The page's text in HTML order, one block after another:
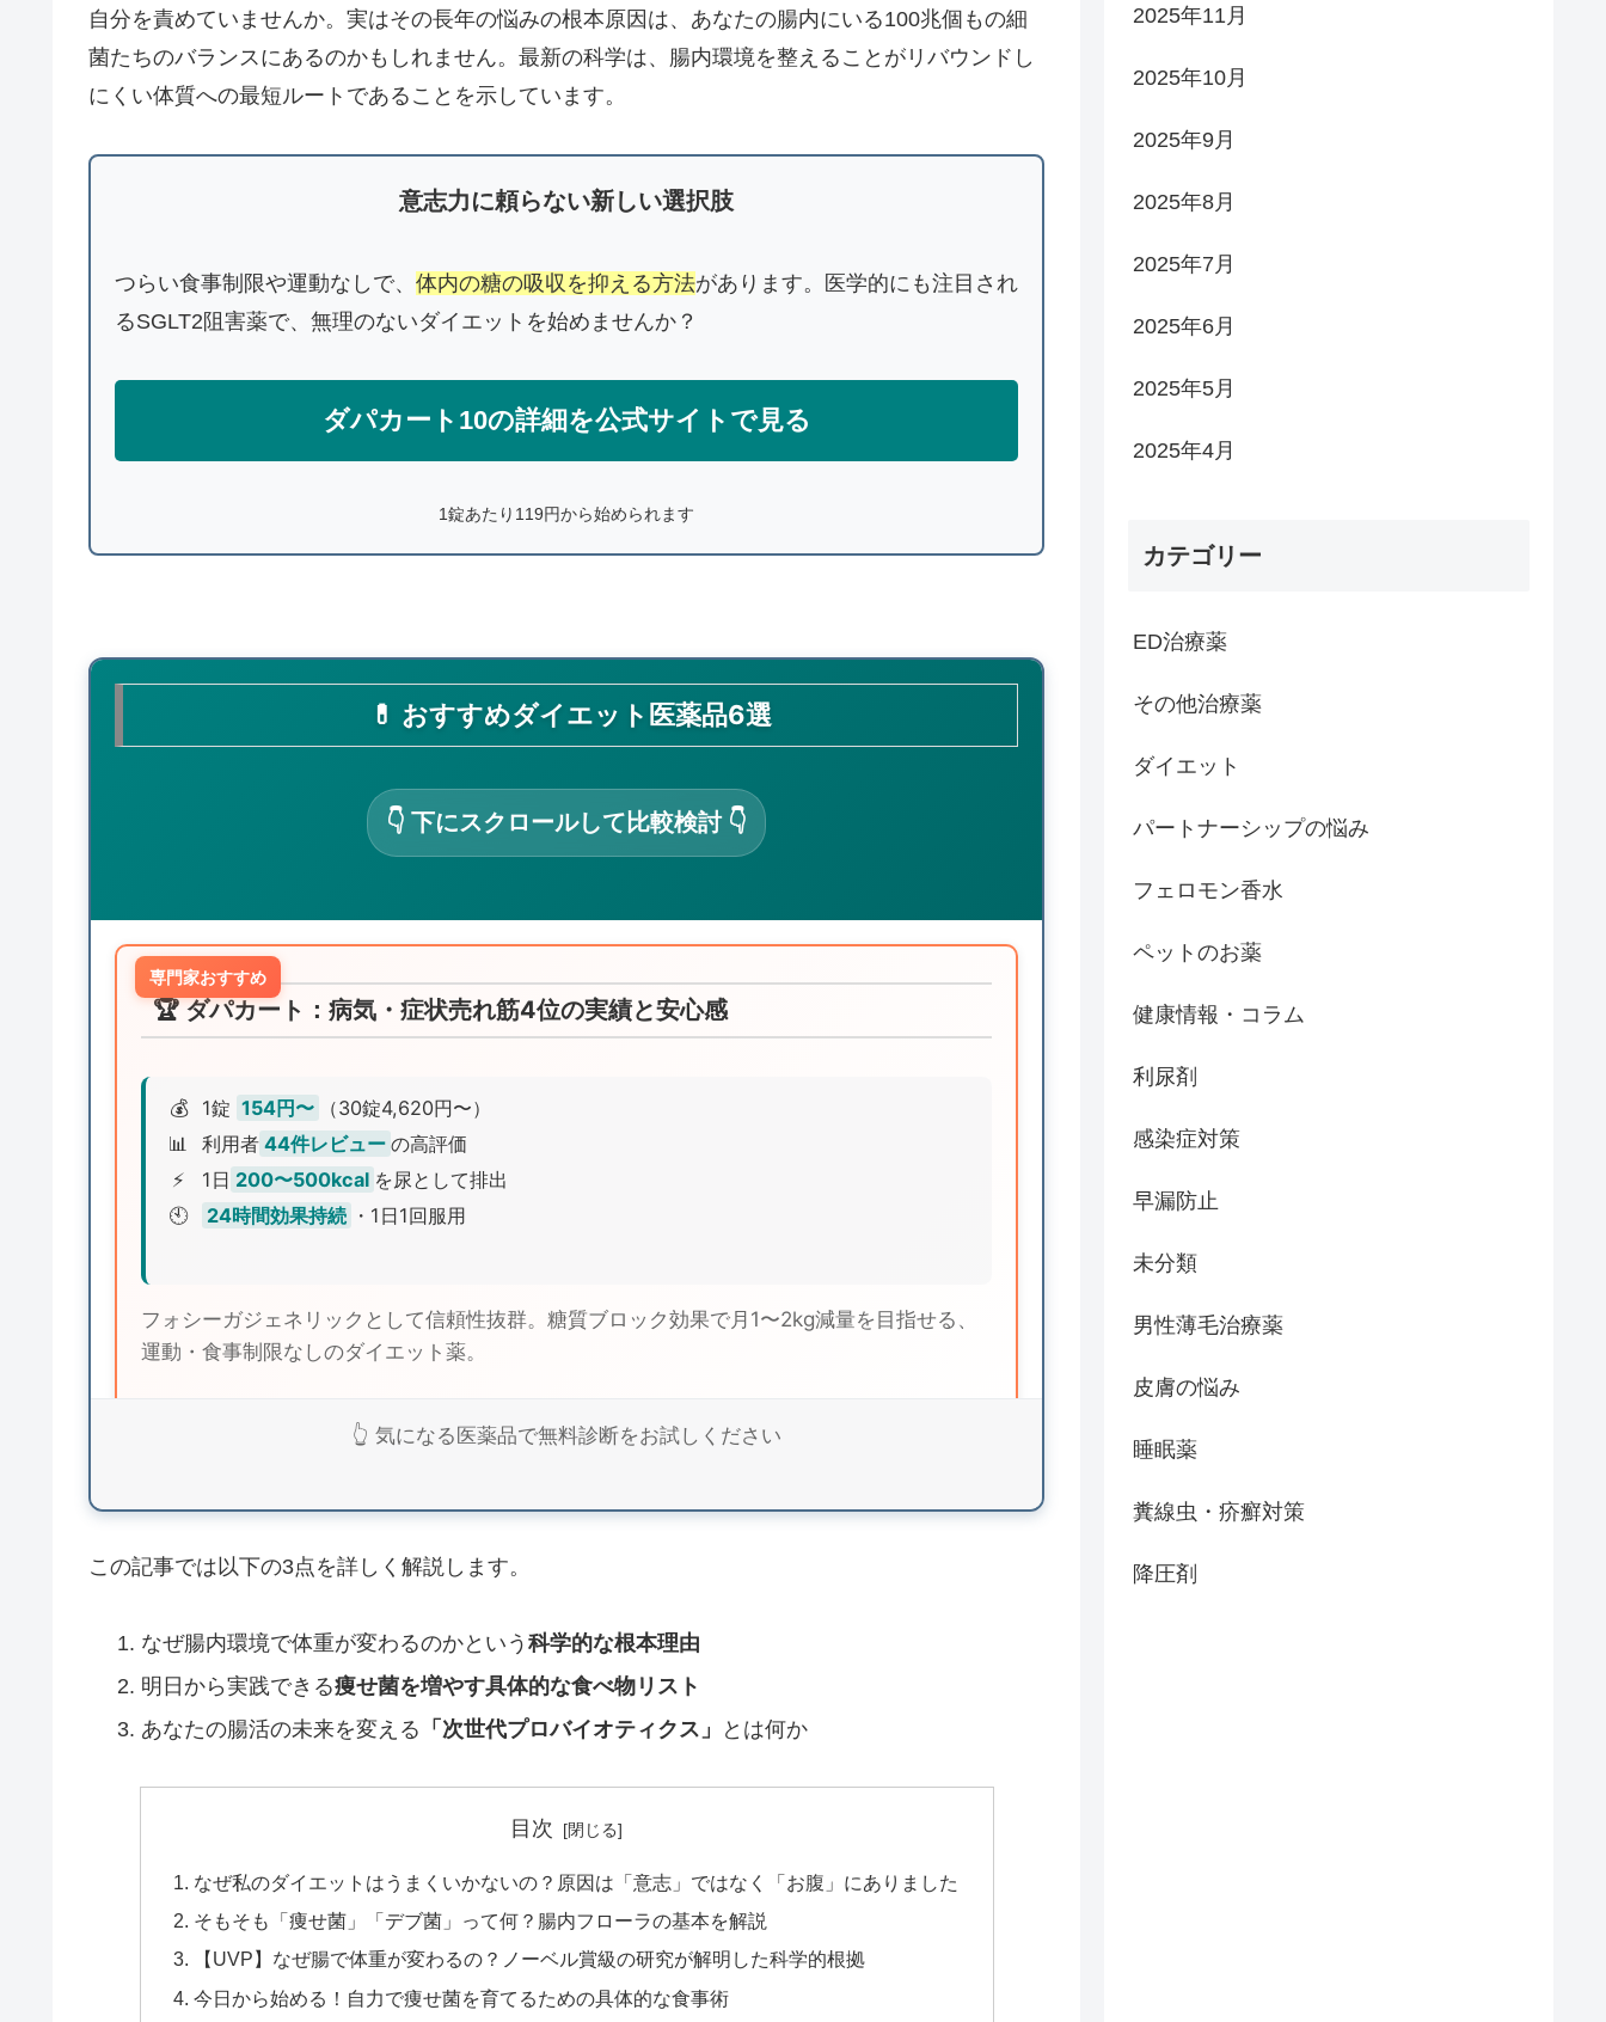
自分を責めていませんか。実はその長年の悩みの根本原因は、あなたの腸内にいる100兆個もの細
菌たちのバランスにあるのかもしれません。最新の科学は、腸内環境を整えることがリバウンドし
にくい体質への最短ルートであることを示しています。
意志力に頼らない新しい選択肢
つらい食事制限や運動なしで、 体内の糖の吸収を抑える方法があります。医学的にも注目され
るSGLT2阻害薬で、無理のないダイエットを始めませんか？
ダパカート10の詳細を公式サイトで見る
1錠あたり119円から始められます
💊 おすすめダイエット医薬品6選
👇 下にスクロールして比較検討 👇
🏆 ダパカート：病気・症状売れ筋4位の実績と安心感
専門家おすすめ
💰 1錠 154円〜
（30錠4,620円〜）
📊
利用者 44件レビュー の高評価
⚡
1日 200〜500kcal を尿として排出
🕙
24時間効果持続 ・1日1回服用
フォシーガジェネリックとして信頼性抜群。糖質ブロック効果で月1〜2kg減量を目指せる、
運動・食事制限なしのダイエット薬。
ダパカートの詳細を見る
37円
（100錠3,700円）
📊 病気・症状売れ筋 3位 の人気
抜群のコスパでリバウンドを防ぐメトホルミン。食欲抑制と糖新生抑制で、継続しやすい価
格帯が魅力的。
👆 気になる医薬品で無料診断をお試しください
この記事では以下の3点を詳しく解説します。
なぜ腸内環境で体重が変わるのかという 科学的な根本理由
明日から実践できる痩せ菌を増やす具体的な食べ物リスト
あなたの腸活の未来を変える 「次世代プロバイオティクス」 とは何か
目次
なぜ私のダイエットはうまくいかないの？原因は「意志」ではなく「お腹」にありました
そもそも「痩せ菌」「デブ菌」って何？腸内フローラの基本を解説
【UVP】なぜ腸で体重が変わるの？ノーベル賞級の研究が解明した科学的根拠
今日から始める！自力で痩せ菌を育てるための具体的な食事術
2025年11月
2025年10月
2025年9月
2025年8月
2025年7月
2025年6月
2025年5月
2025年4月
カテゴリー
ED治療薬
その他治療薬
ダイエット
パートナーシップの悩み
フェロモン香水
ペットのお薬
健康情報・コラム
利尿剤
感染症対策
早漏防止
未分類
男性薄毛治療薬
皮膚の悩み
睡眠薬
糞線虫・疥癬対策
降圧剤